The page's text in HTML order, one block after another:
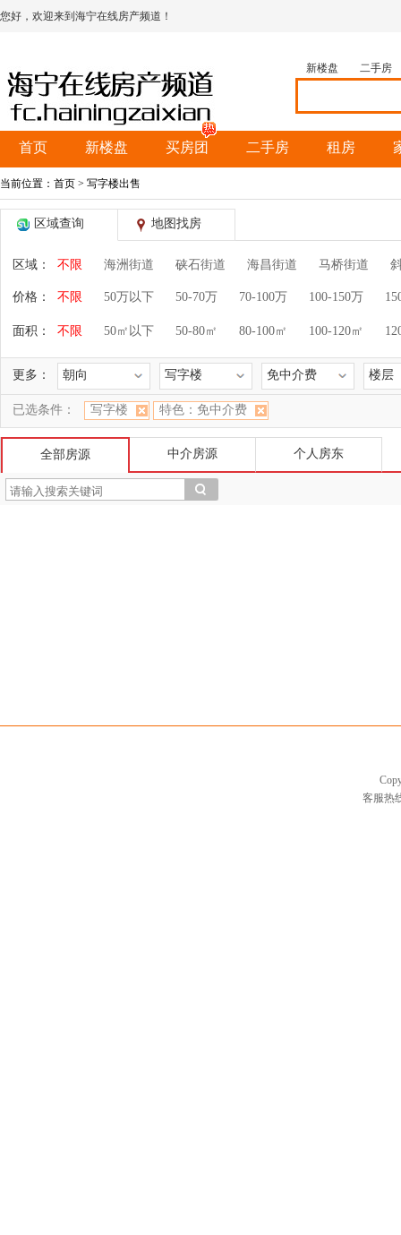
您好，欢迎来到海宁在线房产频道！
新楼盘 二手房
首页 新楼盘 买房团 二手房 租房
当前位置： 首页 > 写字楼出售
区域查询 地图找房
区域： 不限 海洲街道 硖石街道 海昌街道 马桥街道
价格： 不限 50万以下 50-70万 70-100万 100-150万
面积： 不限 50㎡以下 50-80㎡ 80-100㎡ 100-120㎡
更多： 朝向 写字楼 免中介费 楼层
已选条件： 写字楼 特色：免中介费
全部房源 中介房源 个人房东
客服热